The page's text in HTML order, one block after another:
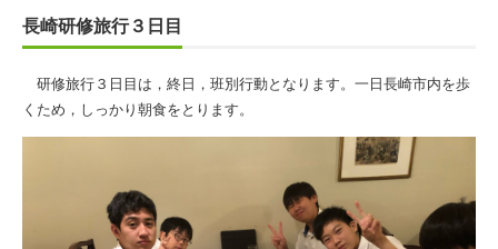
長崎研修旅行３日目
研修旅行３日目は，終日，班別行動となります。一日長崎市内を歩
くため，しっかり朝食をとります。